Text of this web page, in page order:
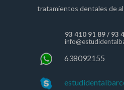
tratamientos dentales de
93 410 91 89/ 93
638092155